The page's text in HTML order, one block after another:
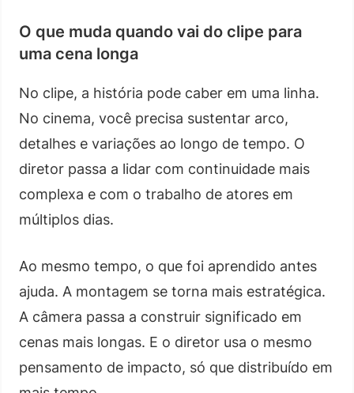
O que muda quando vai do clipe para
uma cena longa
No clipe, a história pode caber em uma linha.
No cinema, você precisa sustentar arco,
detalhes e variações ao longo de tempo. O
diretor passa a lidar com continuidade mais
complexa e com o trabalho de atores em
múltiplos dias.
Ao mesmo tempo, o que foi aprendido antes
ajuda. A montagem se torna mais estratégica.
A câmera passa a construir significado em
cenas mais longas. E o diretor usa o mesmo
pensamento de impacto, só que distribuído em